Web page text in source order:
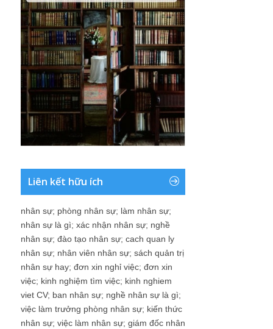
Liên kết hữu ích
nhân sự; phòng nhân sự; làm nhân sự;
nhân sự là gì; xác nhận nhân sự; nghề
nhân sự; đào tạo nhân sự; cach quan ly
nhân sự; nhân viên nhân sự; sách quản trị
nhân sự hay; đơn xin nghỉ việc; đơn xin
việc; kinh nghiệm tìm việc; kinh nghiem
viet CV; ban nhân sự; nghề nhân sự là gì;
việc làm trưởng phòng nhân sự; kiến thức
nhân sự; việc làm nhân sự; giám đốc nhân